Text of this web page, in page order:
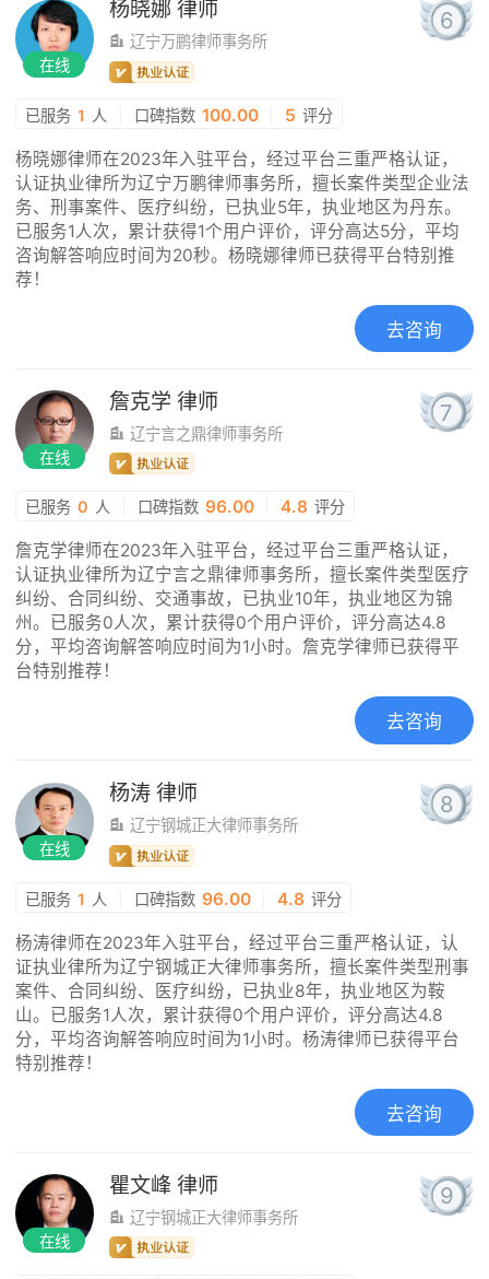
在线
杨晓娜 律师
辽宁万鹏律师事务所
6
已服务 1 人 口碑指数 100.00 5 评分
杨晓娜律师在2023年入驻平台，经过平台三重严格认证，
认证执业律所为辽宁万鹏律师事务所，擅长案件类型企业法
务、刑事案件、医疗纠纷，已执业5年，执业地区为丹东。
已服务1人次，累计获得1个用户评价，评分高达5分，平均
咨询解答响应时间为20秒。杨晓娜律师已获得平台特别推
荐！
去咨询
在线
詹克学 律师
辽宁言之鼎律师事务所
7
已服务 0 人 口碑指数 96.00 4.8 评分
詹克学律师在2023年入驻平台，经过平台三重严格认证，
认证执业律所为辽宁言之鼎律师事务所，擅长案件类型医疗
纠纷、合同纠纷、交通事故，已执业10年，执业地区为锦
州。已服务0人次，累计获得0个用户评价，评分高达4.8
分，平均咨询解答响应时间为1小时。詹克学律师已获得平
台特别推荐！
去咨询
在线
杨涛 律师
辽宁钢城正大律师事务所
8
已服务 1 人 口碑指数 96.00 4.8 评分
杨涛律师在2023年入驻平台，经过平台三重严格认证，认
证执业律所为辽宁钢城正大律师事务所，擅长案件类型刑事
案件、合同纠纷、医疗纠纷，已执业8年，执业地区为鞍
山。已服务1人次，累计获得0个用户评价，评分高达4.8
分，平均咨询解答响应时间为1小时。杨涛律师已获得平台
特别推荐！
去咨询
在线
瞿文峰 律师
辽宁钢城正大律师事务所
9